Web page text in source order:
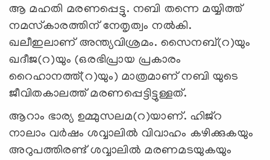
ആ മഹതി മരണപ്പെട്ടു. നബി തന്നെ മയ്യിത്ത്
നമസ്‌കാരത്തിന് നേതൃത്വം നല്‍കി.
ഖലീഇലാണ് അന്ത്യവിശ്രമം. സൈനബ്(റ)യും
ഖദീജ(റ)യും (ഒരഭിപ്രായ പ്രകാരം
റൈഹാനത്ത്(റ)യും) മാത്രമാണ് നബി യുടെ
ജീവിതകാലത്ത് മരണപ്പെട്ടിട്ടുള്ളത്.
ആറാം ഭാര്യ ഉമ്മുസലമ(റ)യാണ്. ഹിജ്‌റ
നാലാം വര്‍ഷം ശവ്വാലില്‍ വിവാഹം കഴിക്കുകയും
അറുപത്തിരണ്ട് ശവ്വാലില്‍ മരണമടയുകയും